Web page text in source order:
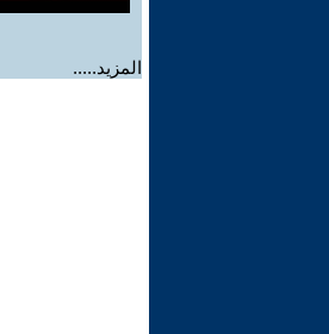
المزيد.....